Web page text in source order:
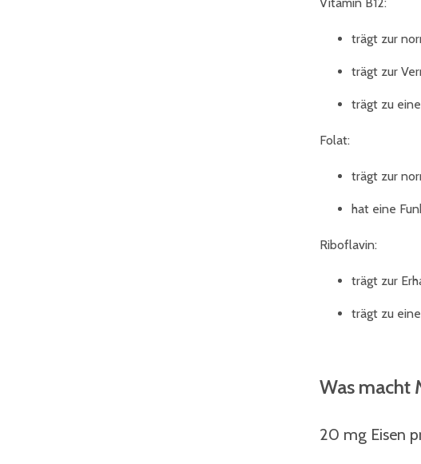
trägt zur
trägt zur
trägt zu
Folat:
trägt zur
hat eine
Riboflavin:
trägt zur
trägt zu
Was macht
20 mg Eisen